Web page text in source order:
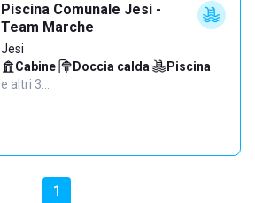
Piscina Comunale Jesi -
Team Marche
Jesi
Cabine· Doccia calda· Piscina·
e altri 3…
1